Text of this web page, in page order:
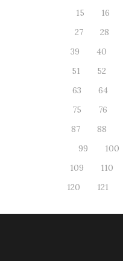
15
16
27
28
39
40
51
52
63
64
75
76
87
88
99
100
109
110
120
121